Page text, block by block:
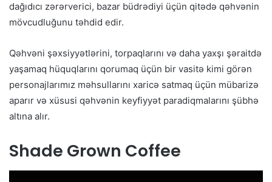
dağıdıcı zərərverici, bazar büdrədiyi üçün qitədə qəhvənin
mövcudluğunu təhdid edir.
Qəhvəni şəxsiyyətlərini, torpaqlarını və daha yaxşı şəraitdə
yaşamaq hüquqlarını qorumaq üçün bir vasitə kimi görən
personajlarımız məhsullarını xaricə satmaq üçün mübarizə
aparır və xüsusi qəhvənin keyfiyyət paradiqmalarını şübhə
altına alır.
Shade Grown Coffee